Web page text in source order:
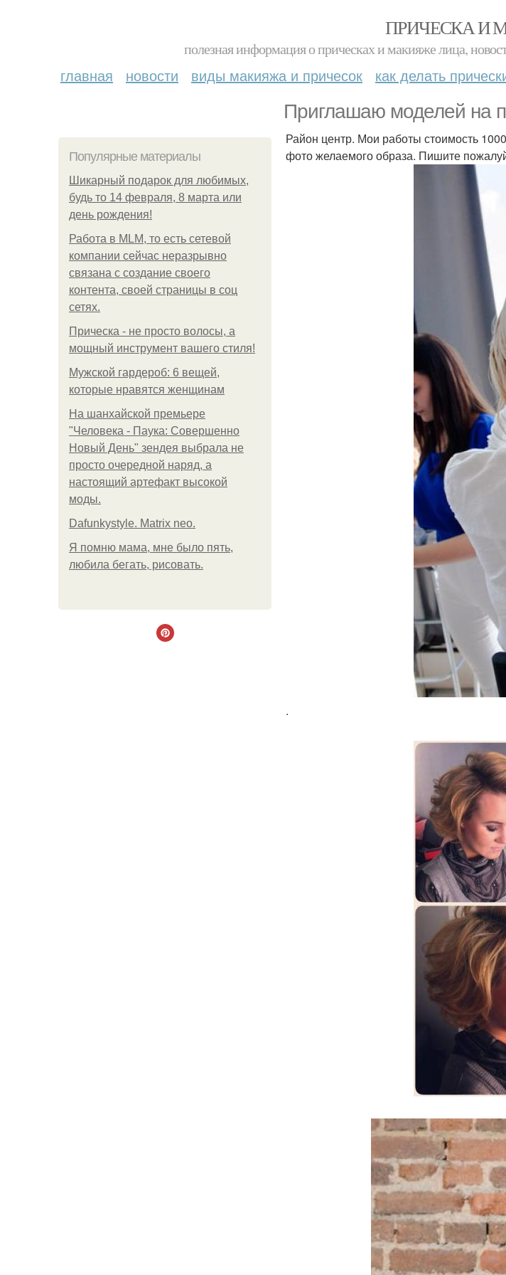
ПРИЧЕСКА И
полезная информация о прическах и макияже лица,
главная новости виды макияжа и причесок как делать
Приглашаю моделей на
Популярные материалы
Шикарный подарок для любимых,
будь то 14 февраля, 8 марта или
день рождения!
Работа в MLM, то есть сетевой
компании сейчас неразрывно
связана с создание своего
контента, своей страницы в соц
сетях.
Прическа - не просто волосы, а
мощный инструмент вашего стиля!
Мужской гардероб: 6 вещей,
которые нравятся женщинам
На шанхайской премьере
"Человека - Паука: Совершенно
Новый День" зендея выбрала не
просто очередной наряд, а
настоящий артефакт высокой
моды.
Dafunkystyle. Matrix neo.
Я помню мама, мне было пять,
любила бегать, рисовать.
Район центр. Мои работы стоимость
фото желаемого образа. Пишите
.